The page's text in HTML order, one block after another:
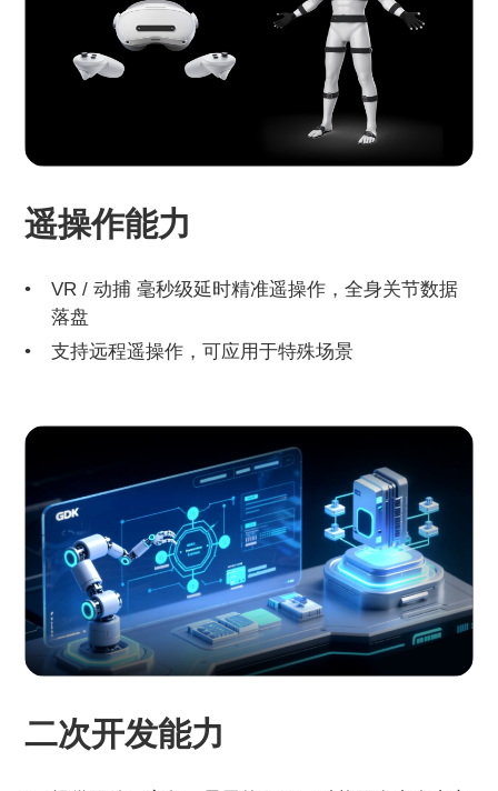
遥操作能力
VR / 动捕 毫秒级延时精准遥操作，全身关节数据
落盘
支持远程遥操作，可应用于特殊场景
二次开发能力